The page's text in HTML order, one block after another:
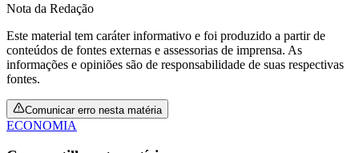
Nota da Redação
Este material tem caráter informativo e foi produzido a partir de
conteúdos de fontes externas e assessorias de imprensa. As
informações e opiniões são de responsabilidade de suas respectivas
fontes.
Comunicar erro nesta matéria
ECONOMIA